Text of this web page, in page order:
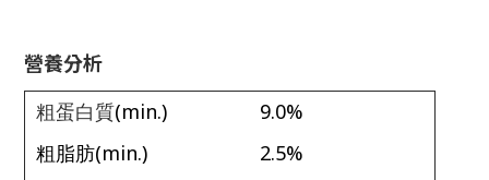
營養分析
粗蛋白質(min.) 9.0%
粗脂肪(min.) 2.5%